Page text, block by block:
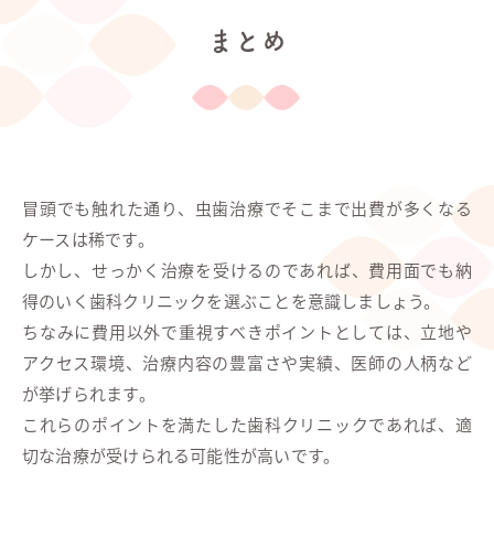
まとめ
冒頭でも触れた通り、虫歯治療でそこまで出費が多くなる
ケースは稀です。
しかし、せっかく治療を受けるのであれば、費用面でも納
得のいく歯科クリニックを選ぶことを意識しましょう。
ちなみに費用以外で重視すべきポイントとしては、立地や
アクセス環境、治療内容の豊富さや実績、医師の人柄など
が挙げられます。
これらのポイントを満たした歯科クリニックであれば、適
切な治療が受けられる可能性が高いです。